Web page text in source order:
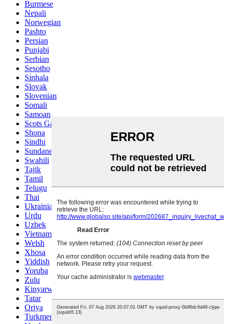
Burmese
Nepali
Norwegian
Pashto
Persian
Punjabi
Serbian
Sesotho
Sinhala
Slovak
Slovenian
Somali
Samoan
Scots Gaelic
Shona
Sindhi
Sundanese
Swahili
Tajik
Tamil
Telugu
Thai
Ukrainian
Urdu
Uzbek
Vietnamese
Welsh
Xhosa
Yiddish
Yoruba
Zulu
Kinyarwanda
Tatar
Oriya
Turkmen